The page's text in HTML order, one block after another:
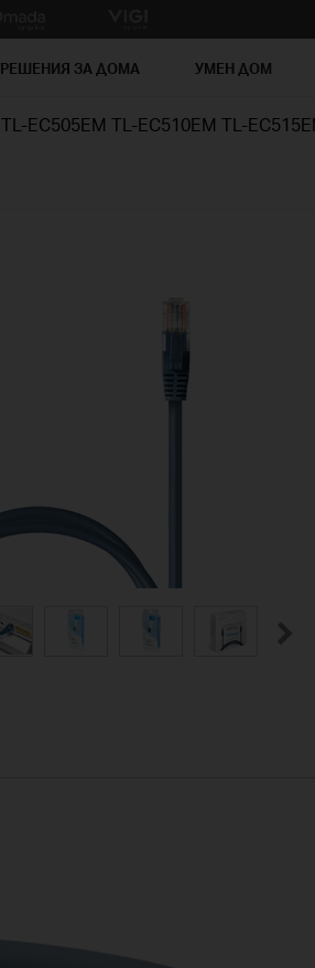
РЕШЕНИЯ ЗА ДОМА УМЕН ДОМ
TL-EC505EM TL-EC510EM TL-